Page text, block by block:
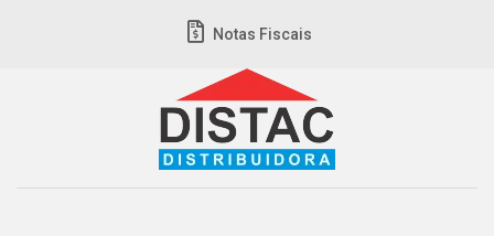
Notas Fiscais